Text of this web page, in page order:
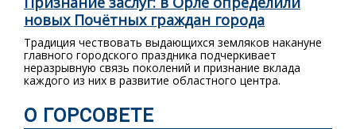
новых Почётных граждан города
Традиция чествовать выдающихся земляков накануне
главного городского праздника подчеркивает
неразрывную связь поколений и признание вклада
каждого из них в развитие областного центра.
О ГОРСОВЕТЕ